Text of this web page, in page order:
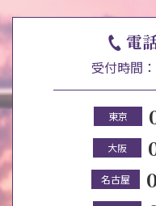
電
受付時間
東京
大阪
名古屋